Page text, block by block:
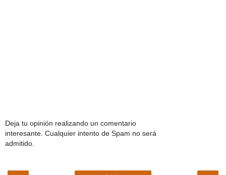
Deja tu opinión realizando un comentario
interesante. Cualquier intento de Spam no será
admitido.